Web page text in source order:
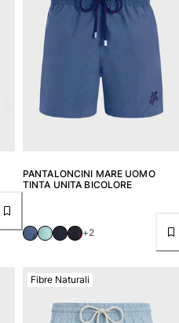
PANTALONCINI MARE UOMO
TINTA UNITA BICOLORE
+2
Fibre Naturali